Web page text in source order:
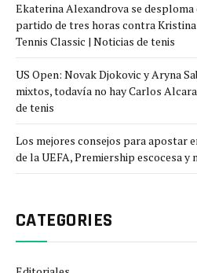
Ekaterina Alexandrova se desploma
partido de tres horas contra
Tennis Classic | Noticias de tenis
US Open: Novak Djokovic y Aryna
mixtos, todavía no hay Carlos
de tenis
Los mejores consejos para apostar
de la UEFA, Premiership escocesa y
CATEGORIES